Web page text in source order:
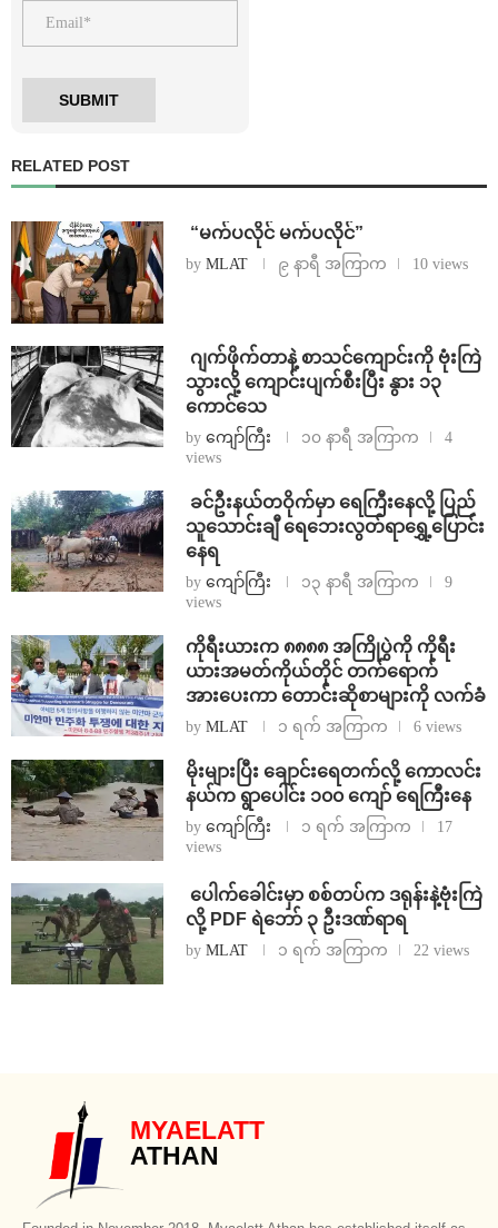
RELATED POST
⁨ ⁨“မက်ပလိုင် မက်ပလိုင်”
by MLAT ၉ နာရီ အကြာက 10 views
⁨⁩ ⁨ဂျက်ဖိုက်တာနဲ့ စာသင်ကျောင်းကို ဗုံးကြဲ
သွားလို့ ကျောင်းပျက်စီးပြီး နွား ၁၃
ကောင်သေ
by ကျော်ကြီး ၁၀ နာရီ အကြာက
4
views
⁩ ⁨ခင်ဦးနယ်တဝိုက်မှာ ရေကြီးနေလို့ ပြည်
သူသောင်းချီ ရေဘေးလွတ်ရာရွှေ့ပြောင်း
နေရ
by ကျော်ကြီး ၁၃ နာရီ အကြာက
9
views
ကိုရီးယားက ၈၈၈၈ အကြိုပွဲကို ကိုရီး
ယားအမတ်ကိုယ်တိုင် တက်ရောက်
အားပေးကာ တောင်းဆိုစာများကို လက်ခံ
by MLAT ၁ ရက် အကြာက 6 views
⁨မိုးများပြီး ချောင်းရေတက်လို့ ကောလင်း
နယ်က ရွာပေါင်း ၁၀၀ ကျော် ရေကြီးနေ
by ကျော်ကြီး ၁ ရက် အကြာက
17
views
⁩ ⁨ပေါက်ခေါင်းမှာ စစ်တပ်က ဒရုန်းနဲ့ဗုံးကြဲ
လို့ PDF ရဲဘော် ၃ ဦးဒဏ်ရာရ
by MLAT ၁ ရက် အကြာက 22 views
MYAELATT
ATHAN